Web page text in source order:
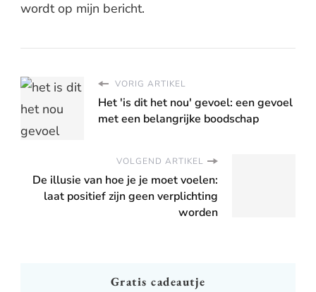
wordt op mijn bericht.
VORIG ARTIKEL
Het 'is dit het nou' gevoel: een gevoel
met een belangrijke boodschap
VOLGEND ARTIKEL
De illusie van hoe je je moet voelen:
laat positief zijn geen verplichting
worden
Gratis cadeautje